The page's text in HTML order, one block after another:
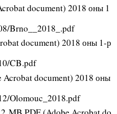
document) 2018 оны 1
Brno__2018_.pdf
document) 2018 оны 1-р
CB.pdf
document) 2018 оны
Olomouc_2018.pdf